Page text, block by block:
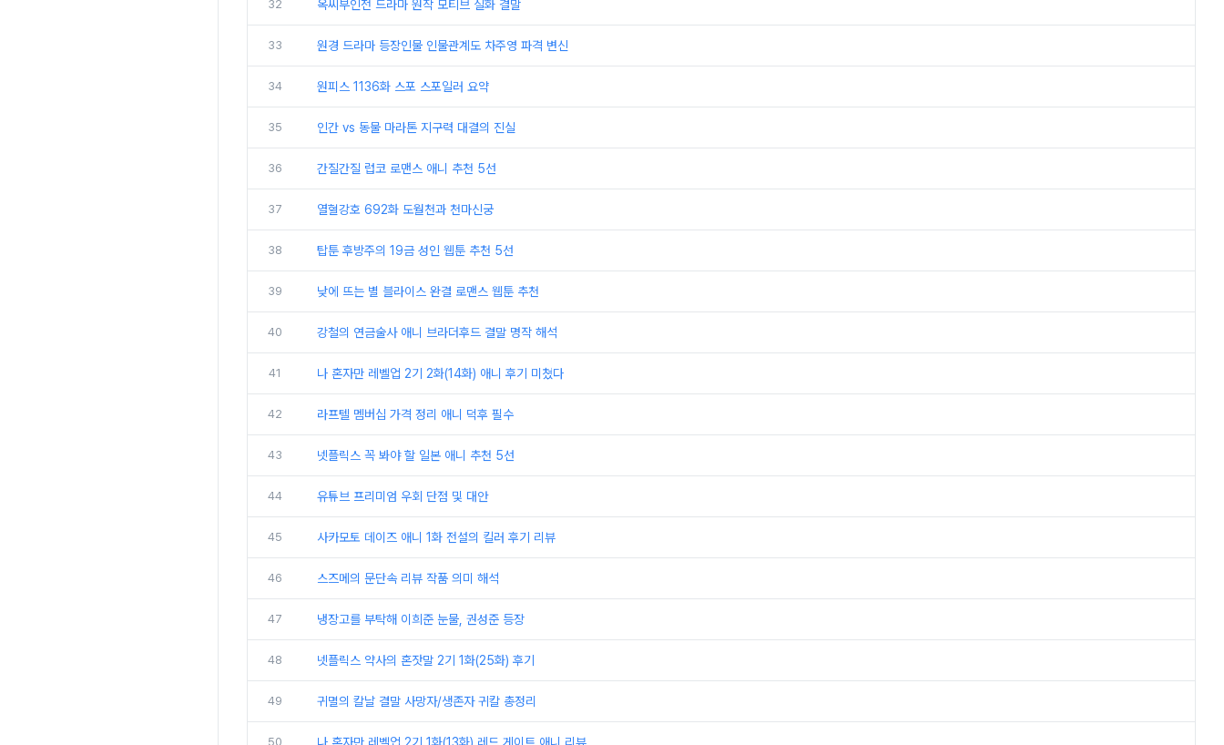
32 옥씨부인전 드라마 원작 모티브 실화 결말
33 원경 드라마 등장인물 인물관계도 차주영 파격 변신
34 원피스 1136화 스포 스포일러 요약
35 인간 vs 동물 마라톤 지구력 대결의 진실
36 간질간질 럽코 로맨스 애니 추천 5선
37 열혈강호 692화 도월천과 천마신궁
38 탑툰 후방주의 19금 성인 웹툰 추천 5선
39 낮에 뜨는 별 블라이스 완결 로맨스 웹툰 추천
40 강철의 연금술사 애니 브라더후드 결말 명작 해석
41 나 혼자만 레벨업 2기 2화(14화) 애니 후기 미쳤다
42 라프텔 멤버십 가격 정리 애니 덕후 필수
43 넷플릭스 꼭 봐야 할 일본 애니 추천 5선
44 유튜브 프리미엄 우회 단점 및 대안
45 사카모토 데이즈 애니 1화 전설의 킬러 후기 리뷰
46 스즈메의 문단속 리뷰 작품 의미 해석
47 냉장고를 부탁해 이희준 눈물, 권성준 등장
48 넷플릭스 약사의 혼잣말 2기 1화(25화) 후기
49 귀멸의 칼날 결말 사망자/생존자 귀칼 총정리
50